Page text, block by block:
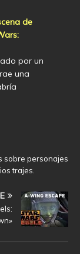
de
por un
una
sobre personajes
trajes.